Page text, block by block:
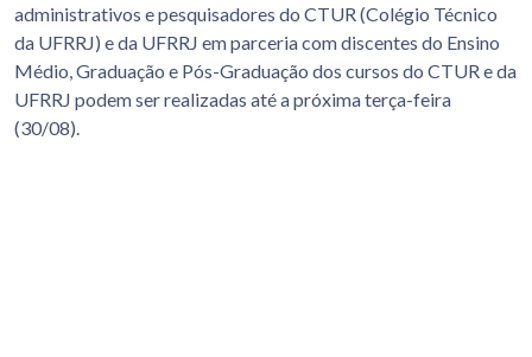
administrativos e pesquisadores do CTUR (Colégio Técnico
da UFRRJ) e da UFRRJ em parceria com discentes do Ensino
Médio, Graduação e Pós-Graduação dos cursos do CTUR e da
UFRRJ podem ser realizadas até a próxima terça-feira
(30/08).